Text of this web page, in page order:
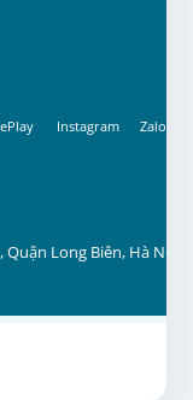
Instagram Zalo
Long Biên, Hà Nội,